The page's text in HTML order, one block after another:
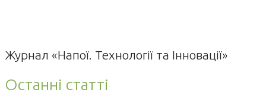
Журнал «Напої. Технології та Інновації»
Останні статті